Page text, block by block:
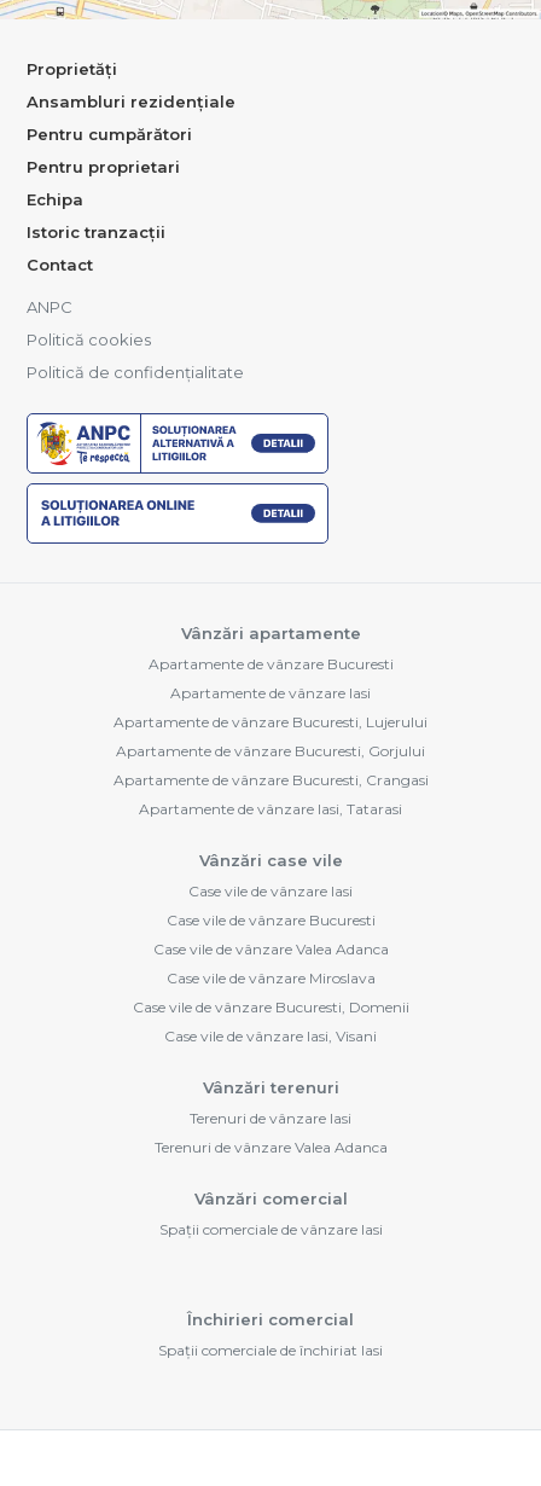
Proprietăți
Ansambluri rezidențiale
Pentru cumpărători
Pentru proprietari
Echipa
Istoric tranzacții
Contact
ANPC
Politică cookies
Politică de confidențialitate
Vânzări apartamente
Apartamente de vânzare Bucuresti
Apartamente de vânzare Iasi
Apartamente de vânzare Bucuresti, Lujerului
Apartamente de vânzare Bucuresti, Gorjului
Apartamente de vânzare Bucuresti, Crangasi
Apartamente de vânzare Iasi, Tatarasi
Vânzări case vile
Case vile de vânzare Iasi
Case vile de vânzare Bucuresti
Case vile de vânzare Valea Adanca
Case vile de vânzare Miroslava
Case vile de vânzare Bucuresti, Domenii
Case vile de vânzare Iasi, Visani
Vânzări terenuri
Terenuri de vânzare Iasi
Terenuri de vânzare Valea Adanca
Vânzări comercial
Spații comerciale de vânzare Iasi
Închirieri comercial
Spații comerciale de închiriat Iasi